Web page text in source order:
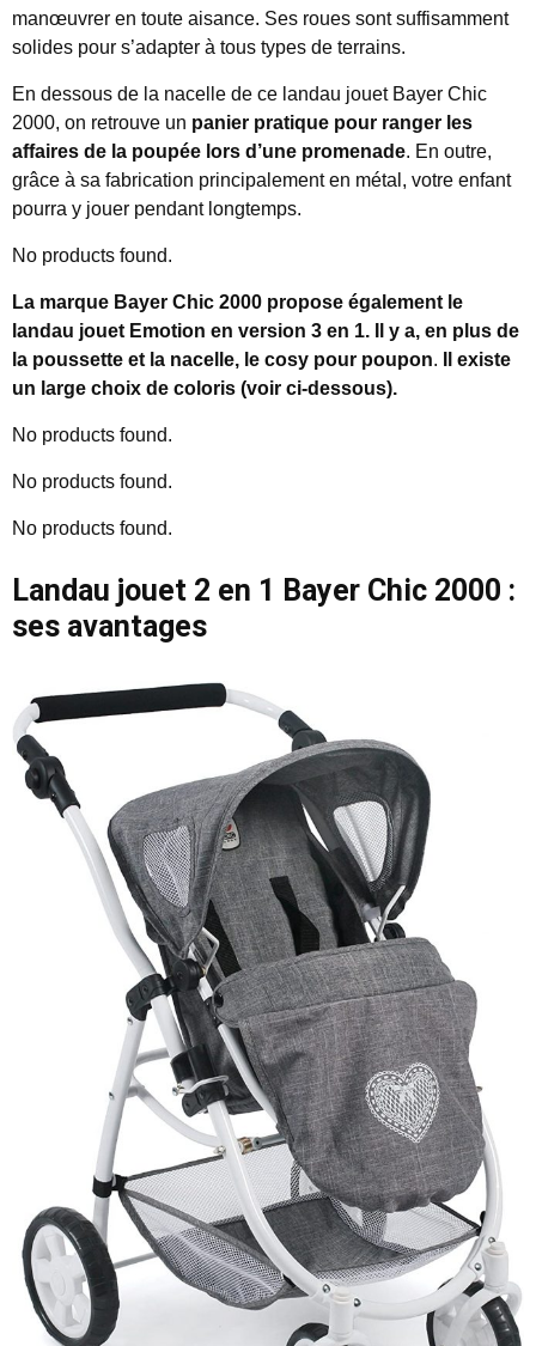
manœuvrer en toute aisance. Ses roues sont suffisamment
solides pour s’adapter à tous types de terrains.
En dessous de la nacelle de ce landau jouet Bayer Chic
2000, on retrouve un panier pratique pour ranger les
affaires de la poupée lors d’une promenade. En outre,
grâce à sa fabrication principalement en métal, votre enfant
pourra y jouer pendant longtemps.
No products found.
La marque Bayer Chic 2000 propose également le
landau jouet Emotion en version 3 en 1. Il y a, en plus de
la poussette et la nacelle, le cosy pour poupon.
Il existe
un large choix de coloris (voir ci-dessous).
No products found.
No products found.
No products found.
Landau jouet 2 en 1 Bayer Chic 2000 :
ses avantages